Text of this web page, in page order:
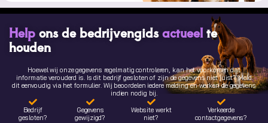
Help ons de bedrijvengidsactueelte
houden
Hoewel wij onze gegevens regelmatig controleren, kan het voorkomen dat
informatie verouderd is. Is dit bedrijf gesloten of zijn de gegevens niet juist? Meld
dit eenvoudig via het formulier. Wij beoordelen iedere melding en werken de gegevens
indien nodig bij.
Bedrijf
gesloten?
Gegevens
gewijzigd?
Website werkt
niet?
Verkeerde
contactgegevens?